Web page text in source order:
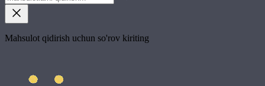
Mahsulot qidirish uchun so'rov kiriting